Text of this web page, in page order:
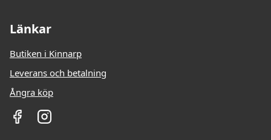
Länkar
Butiken i Kinnarp
Leverans och betalning
Ångra köp